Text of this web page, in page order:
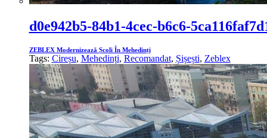
d0e942b5-84b1-4cec-b6c6-
ZEBLEX Modernizează Școli În Mehedinți
Tags: Cireșu, Mehedinți, Recomandat, Șișești, Zeblex